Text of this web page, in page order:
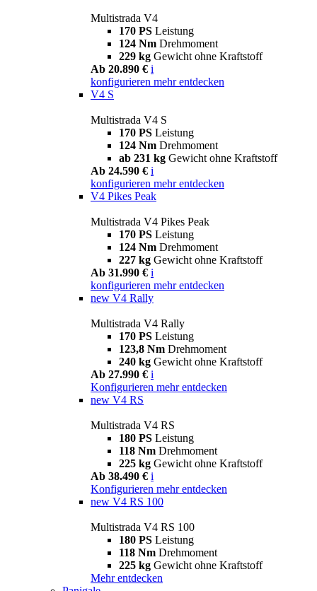
Multistrada V4
170 PS Leistung
124 Nm Drehmoment
229 kg Gewicht ohne Kraftstoff
Ab 20.890 € i
konfigurieren mehr entdecken
V4 S
Multistrada V4 S
170 PS Leistung
124 Nm Drehmoment
ab 231 kg Gewicht ohne Kraftstoff
Ab 24.590 € i
konfigurieren mehr entdecken
V4 Pikes Peak
Multistrada V4 Pikes Peak
170 PS Leistung
124 Nm Drehmoment
227 kg Gewicht ohne Kraftstoff
Ab 31.990 € i
konfigurieren mehr entdecken
new V4 Rally
Multistrada V4 Rally
170 PS Leistung
123,8 Nm Drehmoment
240 kg Gewicht ohne Kraftstoff
Ab 27.990 € i
Konfigurieren mehr entdecken
new V4 RS
Multistrada V4 RS
180 PS Leistung
118 Nm Drehmoment
225 kg Gewicht ohne Kraftstoff
Ab 38.490 € i
Konfigurieren mehr entdecken
new V4 RS 100
Multistrada V4 RS 100
180 PS Leistung
118 Nm Drehmoment
225 kg Gewicht ohne Kraftstoff
Mehr entdecken